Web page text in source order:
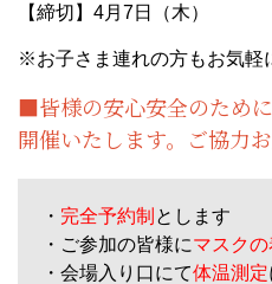
【締切】4月7日（木）
※お子さま連れの方もお気軽
■皆様の安心安全のため
開催いたします。ご協力お
・ 完全予約制 とします
・ご参加の皆様にマスクの
・会場入り口にて体温測定